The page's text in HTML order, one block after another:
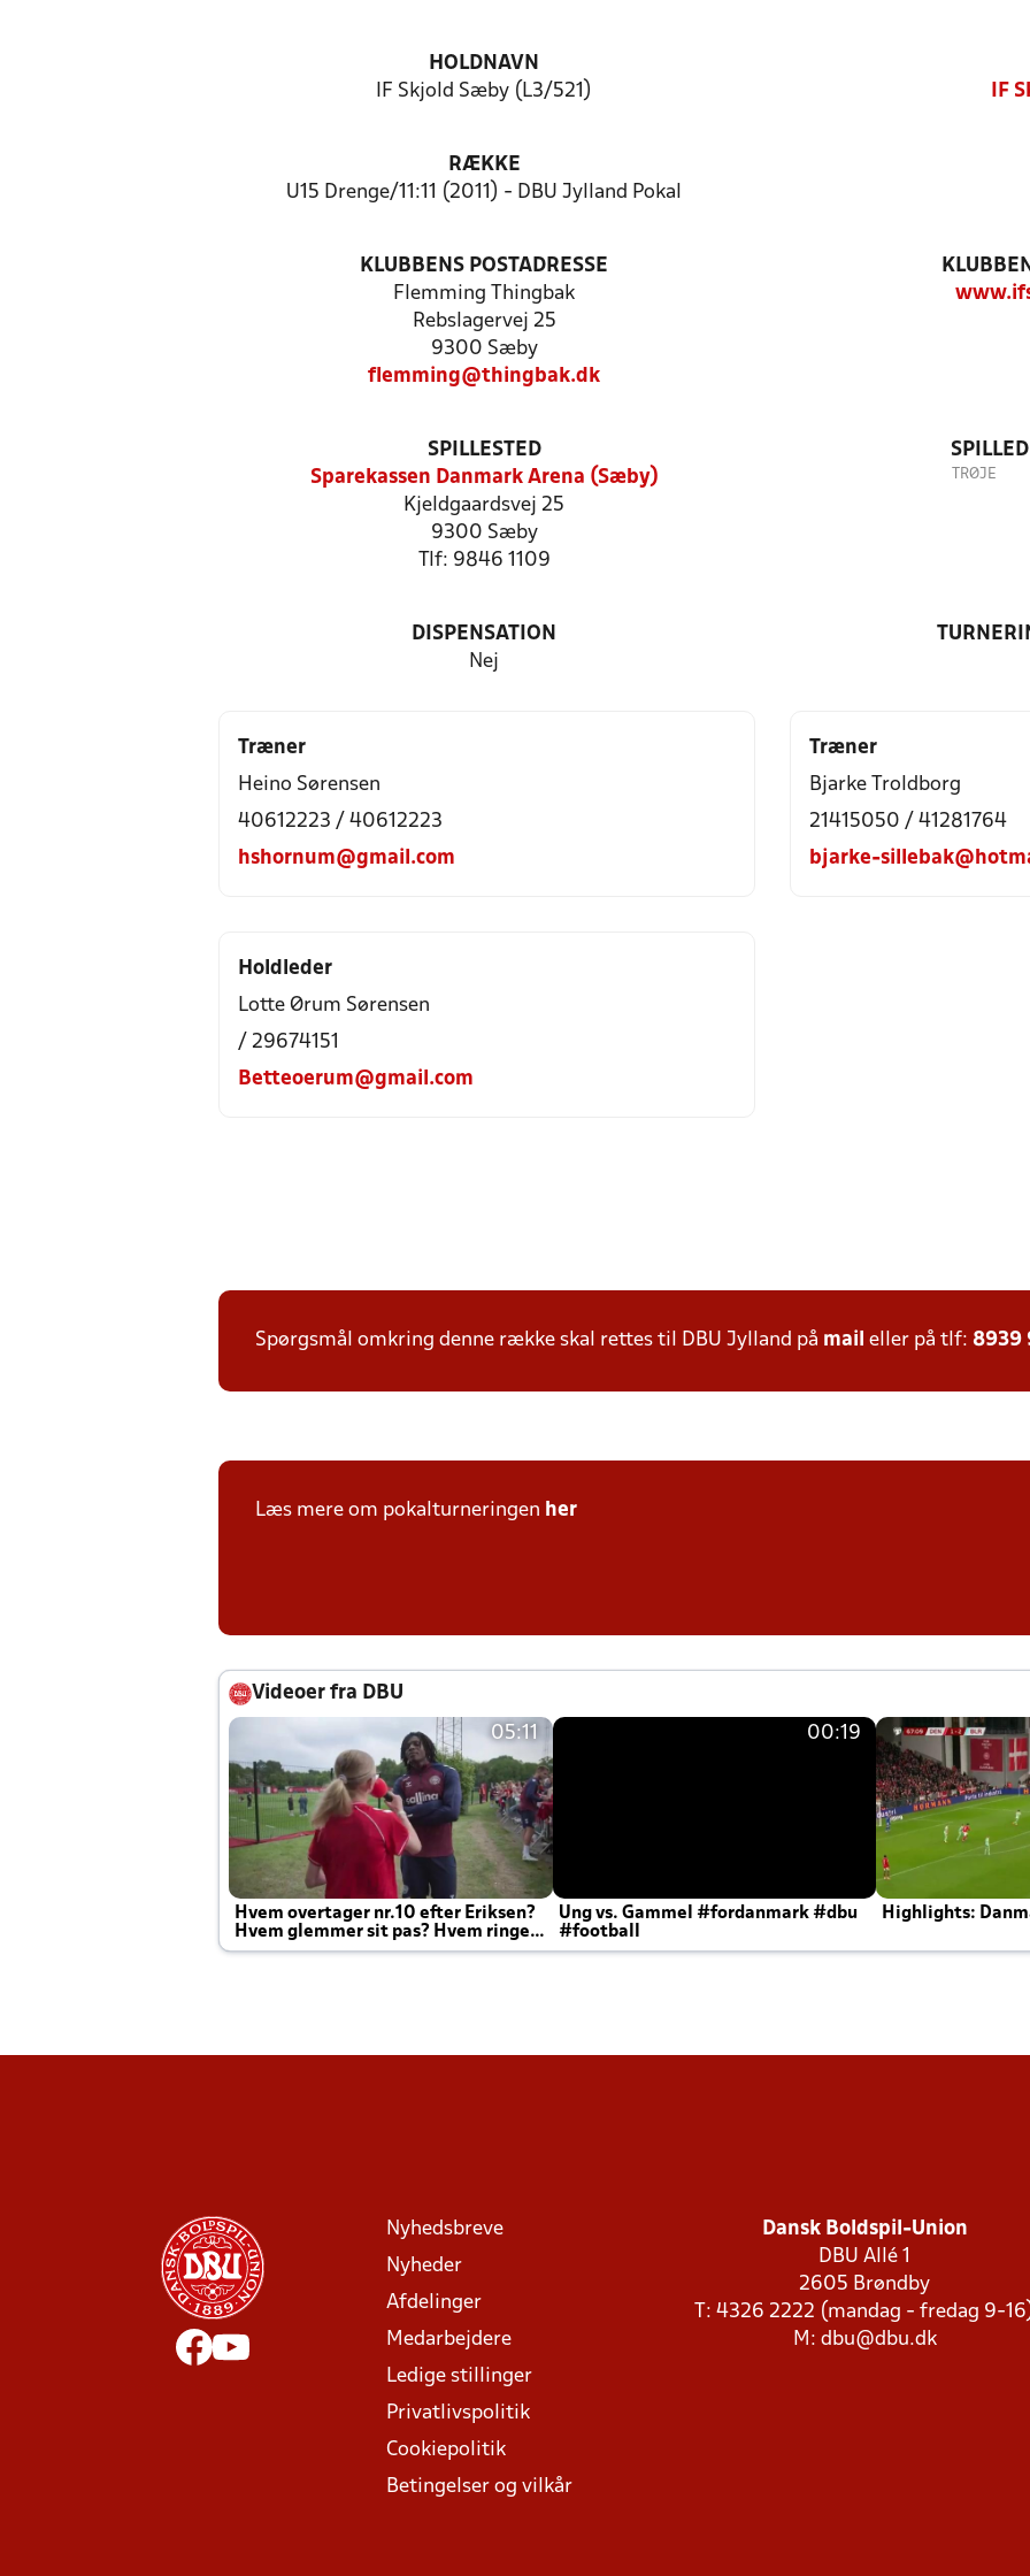
HOLDNAVN
IF Skjold Sæby (L3/521)
IF
RÆKKE
U15 Drenge/11:11 (2011) - DBU Jylland Pokal
KLUBBENS POSTADRESSE
Flemming Thingbak
Rebslagervej 25
9300 Sæby
flemming@thingbak.dk
SPILLESTED
Sparekassen Danmark Arena (Sæby)
Kjeldgaardsvej 25
9300 Sæby
Tlf: 9846 1109
TRØJE
DISPENSATION
Nej
Træner
Heino Sørensen
40612223 / 40612223
hshornum@gmail.com
Træner
Bjarke Troldborg
21415050 / 41281764
bjarke-
Holdleder
Lotte Ørum Sørensen
/ 29674151
Betteoerum@gmail.com
Spørgsmål omkring denne række skal rettes til DBU Jylland på mail eller på tlf: 8939
Læs mere om pokalturneringen her
Videoer fra DBU
05:11
Hvem overtager nr.10 efter Eriksen?
Hvem glemmer sit pas? Hvem ringer
Joachim altid til efter kampe?
00:19
Ung vs. Gammel #fordanmark #dbu
#football
Highlights:
Nyhedsbreve
Nyheder
Afdelinger
Medarbejdere
Ledige stillinger
Privatlivspolitik
Cookiepolitik
Betingelser og vilkår
Dansk Boldspil-Union
DBU Allé 1
2605 Brøndby
T: 4326 2222 (mandag - fredag 9-
M: dbu@dbu.dk